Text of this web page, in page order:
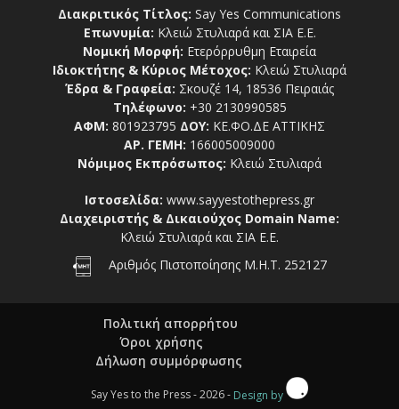
Διακριτικός Τίτλος: Say Yes Communications
Επωνυμία: Κλειώ Στυλιαρά και ΣΙΑ Ε.Ε.
Νομική Μορφή: Ετερόρρυθμη Εταιρεία
Ιδιοκτήτης & Κύριος Μέτοχος: Κλειώ Στυλιαρά
Έδρα & Γραφεία: Σκουζέ 14, 18536 Πειραιάς
Τηλέφωνο: +30 2130990585
ΑΦΜ: 801923795 ΔΟΥ: ΚΕ.ΦΟ.ΔΕ ΑΤΤΙΚΗΣ
ΑΡ. ΓΕΜΗ: 166005009000
Νόμιμος Εκπρόσωπος: Κλειώ Στυλιαρά
Ιστοσελίδα: www.sayyestothepress.gr
Διαχειριστής & Δικαιούχος Domain Name:
Κλειώ Στυλιαρά και ΣΙΑ Ε.Ε.
Αριθμός Πιστοποίησης Μ.Η.Τ. 252127
Πολιτική απορρήτου
Όροι χρήσης
Δήλωση συμμόρφωσης
Say Yes to the Press - 2026 - Design by